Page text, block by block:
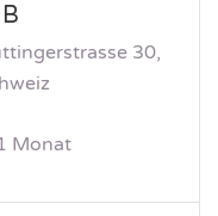
30,
Monat